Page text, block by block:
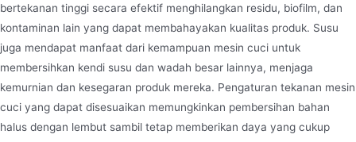
bertekanan tinggi secara efektif menghilangkan residu, biofilm, dan
kontaminan lain yang dapat membahayakan kualitas produk. Susu
juga mendapat manfaat dari kemampuan mesin cuci untuk
membersihkan kendi susu dan wadah besar lainnya, menjaga
kemurnian dan kesegaran produk mereka. Pengaturan tekanan mesin
cuci yang dapat disesuaikan memungkinkan pembersihan bahan
halus dengan lembut sambil tetap memberikan daya yang cukup